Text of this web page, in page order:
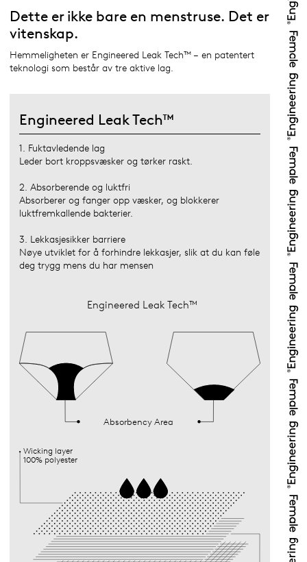
Dette er ikke bare en menstruse. Det er
vitenskap.
Hemmeligheten er Engineered Leak Tech™ – en patentert
teknologi som består av tre aktive lag.
Engineered Leak Tech™
1. Fuktavledende lag
Leder bort kroppsvæsker og tørker raskt.
2. Absorberende og luktfri
Absorberer og fanger opp væsker, og blokkerer
luktfremkallende bakterier.
3. Lekkasjesikker barriere
Nøye utviklet for å forhindre lekkasjer, slik at du kan føle
deg trygg mens du har mensen
Engineered Leak Tech™
Absorbency Area
Wicking layer
100% polyester